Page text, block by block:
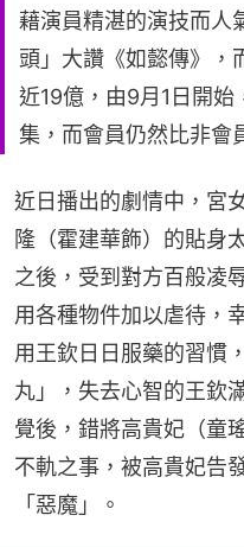
藉演員精湛的演技而人
頭」大讚《如懿傳》，
近19億，由9月1日開
集，而會員仍然比非會
近日播出的劇情中，宮
隆（霍建華飾）的貼身
之後，受到對方百般凌
用各種物件加以虐待，
用王欽日日服藥的習慣
丸」，失去心智的王欽
覺後，錯將高貴妃（童
不軌之事，被高貴妃告
「惡魔」。